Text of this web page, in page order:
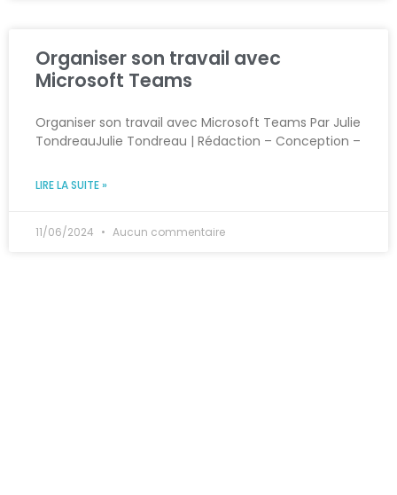
Organiser son travail avec
Microsoft Teams
Organiser son travail avec Microsoft Teams Par Julie
TondreauJulie Tondreau | Rédaction – Conception –
LIRE LA SUITE »
11/06/2024 Aucun commentaire